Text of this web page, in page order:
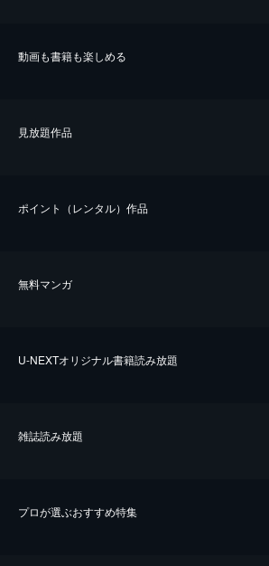
動画も書籍も楽しめる
⾒放題作品
ポイント（レンタル）作品
無料マンガ
U-NEXTオリジナル書籍読み放題
雑誌読み放題
プロが選ぶおすすめ特集